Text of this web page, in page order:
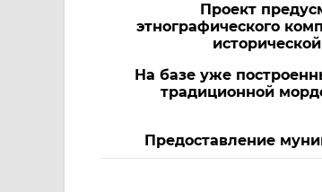
Проект
этнографического
На базе уже
традиционной
Предоставление